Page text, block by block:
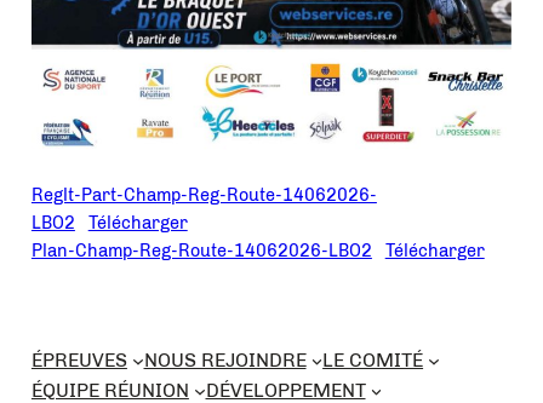
Reglt-Part-Champ-Reg-Route-14062026-
LBO2
Télécharger
Plan-Champ-Reg-Route-14062026-LBO2
Télécharger
ÉPREUVES NOUS REJOINDRE
LE COMITÉ
ÉQUIPE RÉUNION
DÉVELOPPEMENT